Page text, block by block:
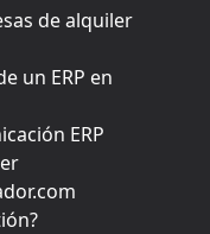
de alquiler
un ERP en
ERP